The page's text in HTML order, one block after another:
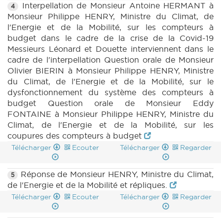
4
Interpellation de Monsieur Antoine HERMANT à
Monsieur Philippe HENRY, Ministre du Climat, de
l'Energie et de la Mobilité, sur les compteurs à
budget dans le cadre de la crise de la Covid-19
Messieurs Léonard et Douette interviennent dans le
cadre de l'interpellation Question orale de Monsieur
Olivier BIERIN à Monsieur Philippe HENRY, Ministre
du Climat, de l'Energie et de la Mobilité, sur le
dysfonctionnement du système des compteurs à
budget Question orale de Monsieur Eddy
FONTAINE à Monsieur Philippe HENRY, Ministre du
Climat, de l'Energie et de la Mobilité, sur les
coupures des compteurs à budget
Télécharger Ecouter Télécharger Regarder
5
Réponse de Monsieur HENRY, Ministre du Climat,
de l'Energie et de la Mobilité et répliques.
Télécharger Ecouter Télécharger Regarder